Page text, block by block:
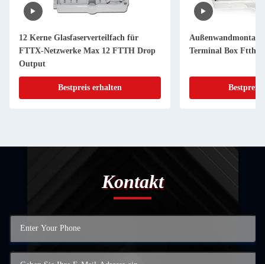
12 Kerne Glasfaserverteilfach für
FTTX-Netzwerke Max 12 FTTH Drop
Output
Bestpreis erhalten
Terminal Box Ftth
Bestpreis
Kontakt